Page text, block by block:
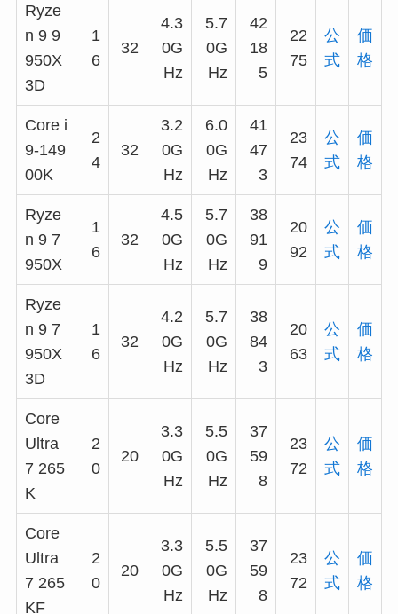
Ryze
n 9 9
950X
3D
1
6
32
4.3
0G
Hz
5.7
0G
Hz
42
18
5
22
75
公
式
価
格
Core i
9-149
00K
2
4
32
3.2
0G
Hz
6.0
0G
Hz
41
47
3
23
74
公
式
価
格
Ryze
n 9 7
950X
1
6
32
4.5
0G
Hz
5.7
0G
Hz
38
91
9
20
92
公
式
価
格
Ryze
n 9 7
950X
3D
1
6
32
4.2
0G
Hz
5.7
0G
Hz
38
84
3
20
63
公
式
価
格
Core
Ultra
7 265
K
2
0
20
3.3
0G
Hz
5.5
0G
Hz
37
59
8
23
72
公
式
価
格
Core
Ultra
7 265
KF
2
0
20
3.3
0G
Hz
5.5
0G
Hz
37
59
8
23
72
公
式
価
格